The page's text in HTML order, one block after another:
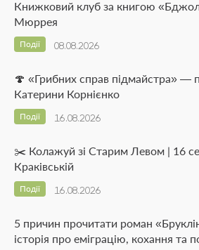
Книжковий клуб за книгою
Мюррея
08.08.2026
Події
🍄 «Грибних справ підмайстра» —
Катерини Корнієнко
16.08.2026
Події
✂️ Колажуй зі Старим Левом | 16
Краківській
16.08.2026
Події
5 причин прочитати роман
історія про еміграцію, кохання та